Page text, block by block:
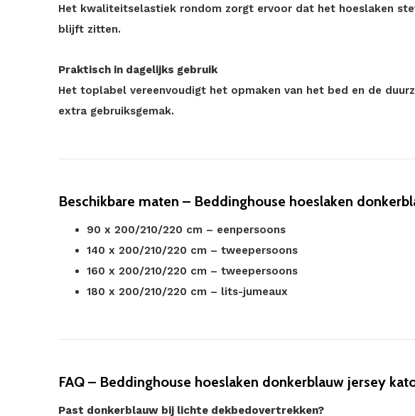
Het kwaliteitselastiek rondom zorgt ervoor dat het hoeslaken
blijft zitten.
Praktisch in dagelijks gebruik
Het toplabel vereenvoudigt het opmaken van het bed en de
extra gebruiksgemak.
Beschikbare maten – Beddinghouse hoeslaken
90 x 200/210/220 cm – eenpersoons
140 x 200/210/220 cm – tweepersoons
160 x 200/210/220 cm – tweepersoons
180 x 200/210/220 cm – lits-jumeaux
FAQ – Beddinghouse hoeslaken donkerblauw jersey
Past donkerblauw bij lichte dekbedovertrekken?